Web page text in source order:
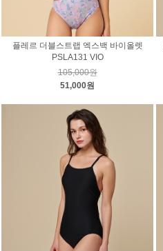
플레르 더블스트랩 엑스백 바이올렛
PSLA131 VIO
105,000원
51,000원